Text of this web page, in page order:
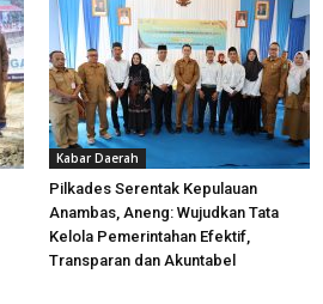
Kabar Daerah
Pilkades Serentak Kepulauan
Anambas, Aneng: Wujudkan Tata
Kelola Pemerintahan Efektif,
Transparan dan Akuntabel